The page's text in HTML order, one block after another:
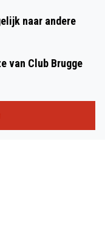
naar andere
van Club Brugge